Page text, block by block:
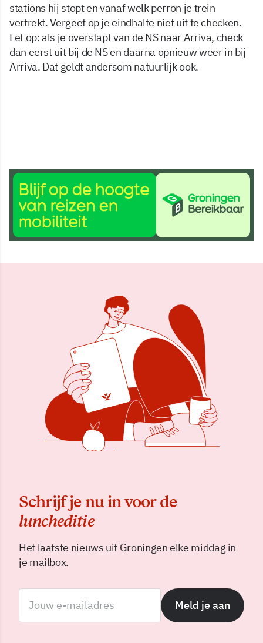
stations hij stopt en vanaf welk perron je trein
vertrekt. Vergeet op je eindhalte niet uit te checken.
Let op: als je overstapt van de NS naar Arriva, check
dan eerst uit bij de NS en daarna opnieuw weer in bij
Arriva. Dat geldt andersom natuurlijk ook.
12 apr 2024, 10:45
Delen
Schrijf je nu in voor de
luncheditie
Het laatste nieuws uit Groningen elke middag in
je mailbox.
Meld je aan